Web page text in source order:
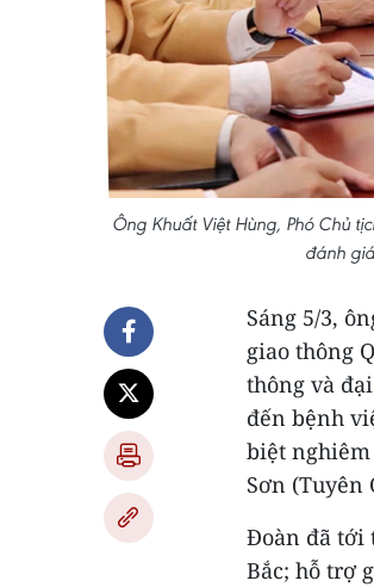
Ông Khuất Việt Hùng, Phó Chủ
đánh
Sáng 5/3,
giao thông
thông và
đến bệnh
biệt nghiêm
Sơn (Tuyên
Đoàn đã tới
Bắc; hỗ trợ